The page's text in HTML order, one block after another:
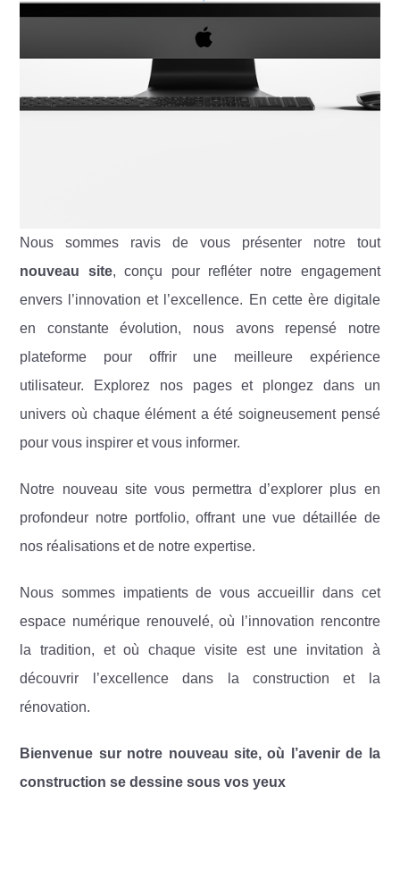
Nous sommes ravis de vous présenter notre tout
nouveau site, conçu pour refléter notre engagement
envers l’innovation et l’excellence. En cette ère digitale
en constante évolution, nous avons repensé notre
plateforme pour offrir une meilleure expérience
utilisateur. Explorez nos pages et plongez dans un
univers où chaque élément a été soigneusement pensé
pour vous inspirer et vous informer.
Notre nouveau site vous permettra d’explorer plus en
profondeur notre portfolio, offrant une vue détaillée de
nos réalisations et de notre expertise.
Nous sommes impatients de vous accueillir dans cet
espace numérique renouvelé, où l’innovation rencontre
la tradition, et où chaque visite est une invitation à
découvrir l’excellence dans la construction et la
rénovation.
Bienvenue sur notre nouveau site, où l’avenir de la
construction se dessine sous vos yeux